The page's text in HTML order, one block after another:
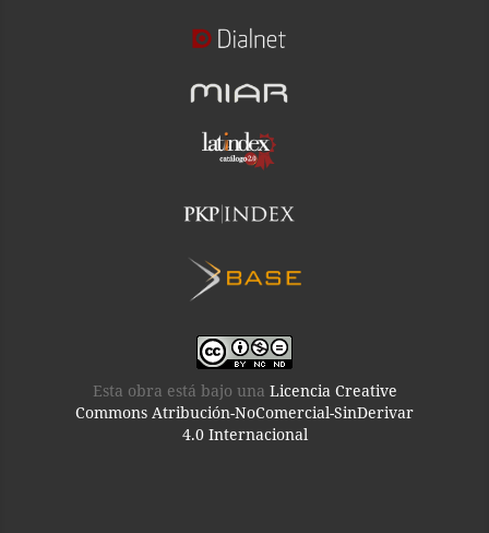
Esta obra está bajo una Licencia Creative
Commons Atribución-NoComercial-SinDerivar
4.0 Internacional